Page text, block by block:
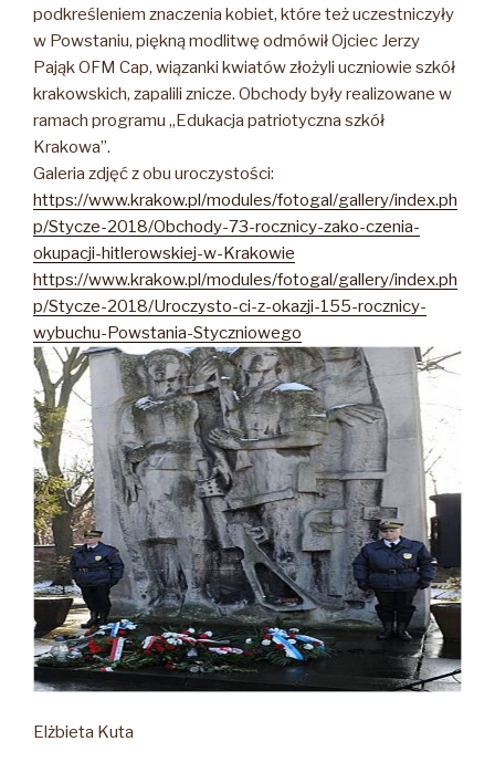
podkreśleniem znaczenia kobiet, które też uczestniczyły
w Powstaniu, piękną modlitwę odmówił Ojciec Jerzy
Pająk OFM Cap, wiązanki kwiatów złożyli uczniowie szkół
krakowskich, zapalili znicze. Obchody były realizowane w
ramach programu „Edukacja patriotyczna szkół
Krakowa”.
Galeria zdjęć z obu uroczystości:
https://www.krakow.pl/modules/fotogal/gallery/index.ph
p/Stycze-2018/Obchody-73-rocznicy-zako-czenia-
okupacji-hitlerowskiej-w-Krakowie
https://www.krakow.pl/modules/fotogal/gallery/index.ph
p/Stycze-2018/Uroczysto-ci-z-okazji-155-rocznicy-
wybuchu-Powstania-Styczniowego
Elżbieta Kuta